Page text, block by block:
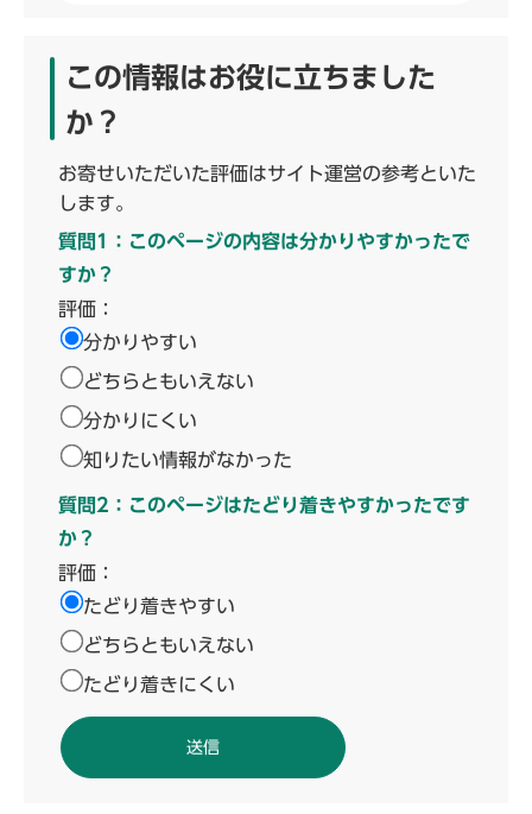
この情報はお役に立ちました
か？
お寄せいただいた評価はサイト運営の参考といた
します。
質問1：このページの内容は分かりやすかったで
すか？
評価：
分かりやすい
どちらともいえない
分かりにくい
知りたい情報がなかった
質問2：このページはたどり着きやすかったです
か？
評価：
たどり着きやすい
どちらともいえない
たどり着きにくい